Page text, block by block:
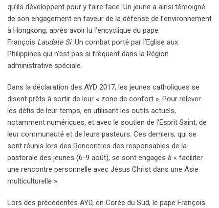
qu’ils développent pour y faire face. Un jeune a ainsi témoigné
de son engagement en faveur de la défense de l’environnement
à Hongkong, après avoir lu l’encyclique du pape
François Laudate Si. Un combat porté par l’Eglise aux
Philippines qui n’est pas si fréquent dans la Région
administrative spéciale.
Dans la déclaration des AYD 2017, les jeunes catholiques se
disent prêts à sortir de leur « zone de confort ». Pour relever
les défis de leur temps, en utilisant les outils actuels,
notamment numériques, et avec le soutien de l’Esprit Saint, de
leur communauté et de leurs pasteurs. Ces derniers, qui se
sont réunis lors des Rencontres des responsables de la
pastorale des jeunes (6-9 août), se sont engagés à « faciliter
une rencontre personnelle avec Jésus Christ dans une Asie
multiculturelle ».
Lors des précédentes AYD, en Corée du Sud, le pape François